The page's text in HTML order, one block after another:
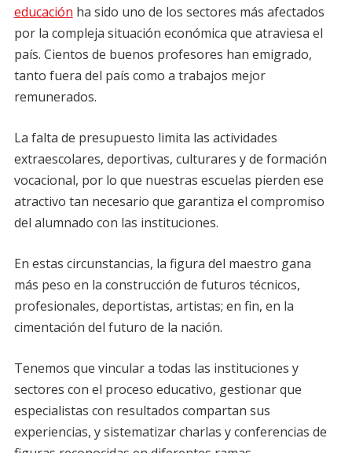
educación ha sido uno de los sectores más afectados
por la compleja situación económica que atraviesa el
país. Cientos de buenos profesores han emigrado,
tanto fuera del país como a trabajos mejor
remunerados.
La falta de presupuesto limita las actividades
extraescolares, deportivas, culturares y de formación
vocacional, por lo que nuestras escuelas pierden ese
atractivo tan necesario que garantiza el compromiso
del alumnado con las instituciones.
En estas circunstancias, la figura del maestro gana
más peso en la construcción de futuros técnicos,
profesionales, deportistas, artistas; en fin, en la
cimentación del futuro de la nación.
Tenemos que vincular a todas las instituciones y
sectores con el proceso educativo, gestionar que
especialistas con resultados compartan sus
experiencias, y sistematizar charlas y conferencias de